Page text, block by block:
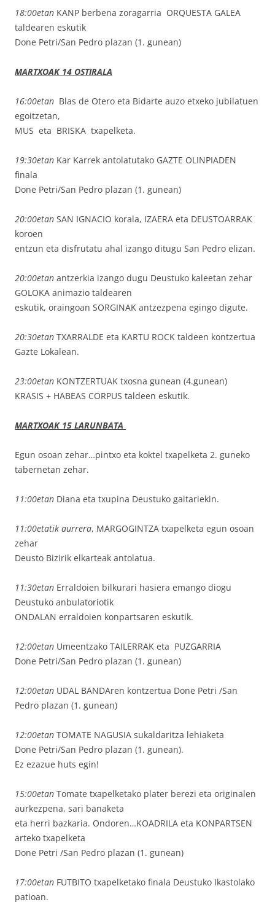
18:00etan KANP berbena zoragarria ORQUESTA GALEA
taldearen eskutik
Done Petri/San Pedro plazan (1. gunean)
MARTXOAK 14 OSTIRALA
16:00etan Blas de Otero eta Bidarte auzo etxeko jubilatuen
egoitzetan,
MUS eta BRISKA txapelketa.
19:30etan Kar Karrek antolatutako GAZTE OLINPIADEN
finala
Done Petri/San Pedro plazan (1. gunean)
20:00etan SAN IGNACIO korala, IZAERA eta DEUSTOARRAK
koroen
entzun eta disfrutatu ahal izango ditugu San Pedro elizan.
20:00etan antzerkia izango dugu Deustuko kaleetan zehar
GOLOKA animazio taldearen
eskutik, oraingoan SORGINAK antzezpena egingo digute.
20:30etan TXARRALDE eta KARTU ROCK taldeen kontzertua
Gazte Lokalean.
23:00etan KONTZERTUAK txosna gunean (4.gunean)
KRASIS + HABEAS CORPUS taldeen eskutik.
MARTXOAK 15 LARUNBATA
Egun osoan zehar…pintxo eta koktel txapelketa 2. guneko
tabernetan zehar.
11:00etan Diana eta txupina Deustuko gaitariekin.
11:00etatik aurrera, MARGOGINTZA txapelketa egun osoan
zehar
Deusto Bizirik elkarteak antolatua.
11:30etan Erraldoien bilkurari hasiera emango diogu
Deustuko anbulatoriotik
ONDALAN erraldoien konpartsaren eskutik.
12:00etan Umeentzako TAILERRAK eta PUZGARRIA
Done Petri/San Pedro plazan (1. gunean)
12:00etan UDAL BANDAren kontzertua Done Petri /San
Pedro plazan (1. gunean)
12:00etan TOMATE NAGUSIA sukaldaritza lehiaketa
Done Petri/San Pedro plazan (1. gunean).
Ez ezazue huts egin!
15:00etan Tomate txapelketako plater berezi eta originalen
aurkezpena, sari banaketa
eta herri bazkaria. Ondoren…KOADRILA eta KONPARTSEN
arteko txapelketa
Done Petri /San Pedro plazan (1. gunean)
17:00etan FUTBITO txapelketako finala Deustuko Ikastolako
patioan.